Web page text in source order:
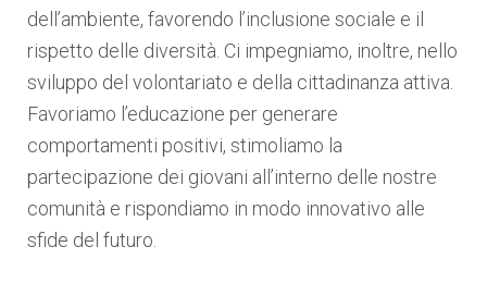
dell’ambiente, favorendo l’inclusione sociale e il
rispetto delle diversità. Ci impegniamo, inoltre, nello
sviluppo del volontariato e della cittadinanza attiva.
Favoriamo l’educazione per generare
comportamenti positivi, stimoliamo la
partecipazione dei giovani all’interno delle nostre
comunità e rispondiamo in modo innovativo alle
sfide del futuro.